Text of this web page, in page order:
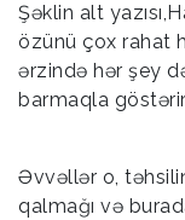
Şəklin alt
özünü çox rahat
ərzində hər şey
barmaqla
Əvvəllər o,
qalmağı və